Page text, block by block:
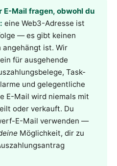
E-Mail fragen, obwohl du
eine Web3-Adresse ist
— es gibt keinen
angehängt ist. Wir
für ausgehende
Task-
und gelegentliche
E-Mail wird niemals mit
oder verkauft. Du
E-Mail verwenden —
Möglichkeit, dir zu